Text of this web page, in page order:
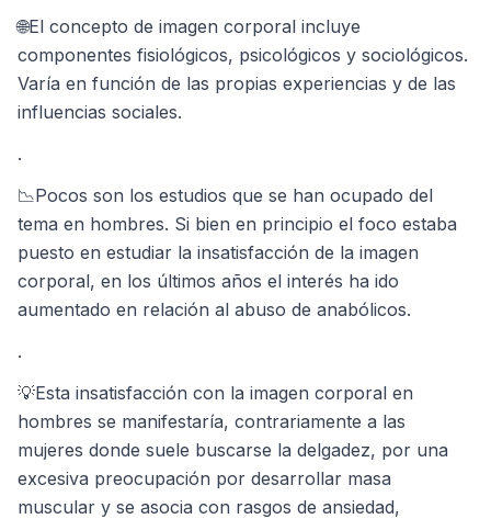
🌐El concepto de imagen corporal incluye
componentes fisiológicos, psicológicos y sociológicos.
Varía en función de las propias experiencias y de las
influencias sociales.⁣
⁣.
📉Pocos son los estudios que se han ocupado del
tema en hombres. Si bien en principio el foco estaba
puesto en estudiar la insatisfacción de la imagen
corporal, en los últimos años el interés ha ido
aumentado en relación al abuso de anabólicos.⁣
⁣.
💡Esta insatisfacción con la imagen corporal en
hombres se manifestaría, contrariamente a las
mujeres donde suele buscarse la delgadez, por una
excesiva preocupación por desarrollar masa
muscular y se asocia con rasgos de ansiedad,